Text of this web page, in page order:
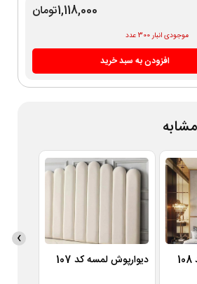
1,118,000تومان
موجودی انبار 300 عدد
افزودن به سبد خرید
دیوارپوش لمسه کد 107
›